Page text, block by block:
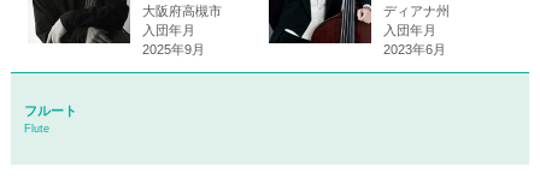
大阪府高槻市
入団年月
2025年9月
ディアナ州
入団年月
2023年6月
フルート
Flute